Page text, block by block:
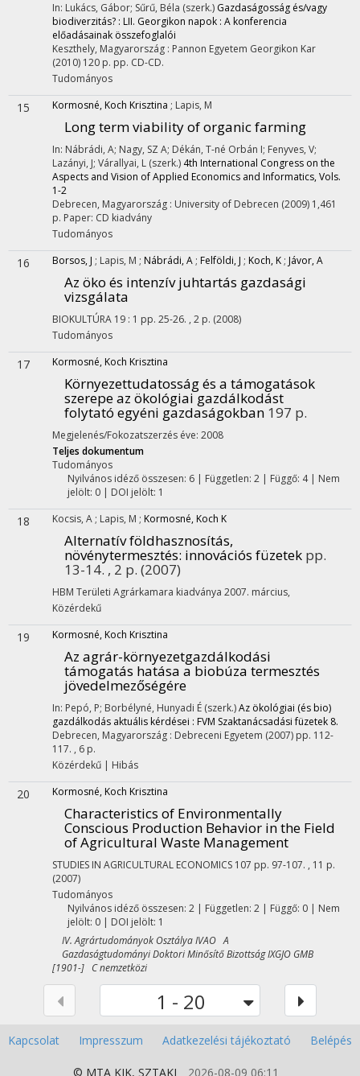
In: Lukács, Gábor; Sűrű, Béla (szerk.) Gazdaságosság és/vagy
biodiverzitás? : LII. Georgikon napok : A konferencia
előadásainak összefoglalói
Keszthely, Magyarország : Pannon Egyetem Georgikon Kar
(2010) 120 p. pp. CD-CD.
Tudományos
15 Kormosné, Koch Krisztina ; Lapis, M
Long term viability of organic farming
In: Nábrádi, A; Nagy, SZ A; Dékán, T-né Orbán I; Fenyves, V;
Lazányi, J; Várallyai, L (szerk.) 4th International Congress on the
Aspects and Vision of Applied Economics and Informatics, Vols.
1-2
Debrecen, Magyarország : University of Debrecen (2009) 1,461
p. Paper: CD kiadvány
Tudományos
16 Borsos, J ; Lapis, M ; Nábrádi, A ; Felföldi, J ; Koch, K ; Jávor, A
Az öko és intenzív juhtartás gazdasági
vizsgálata
BIOKULTÚRA 19 : 1 pp. 25-26. , 2 p. (2008)
Tudományos
17 Kormosné, Koch Krisztina
Környezettudatosság és a támogatások
szerepe az ökológiai gazdálkodást
folytató egyéni gazdaságokban 197 p.
Megjelenés/Fokozatszerzés éve: 2008
Teljes dokumentum
Tudományos
Nyilvános idéző összesen: 6| Független: 2 | Függő: 4 | Nem
jelölt: 0 | DOI jelölt: 1
18 Kocsis, A ; Lapis, M ; Kormosné, Koch K
Alternatív földhasznosítás,
növénytermesztés: innovációs füzetek pp.
13-14. , 2 p. (2007)
HBM Területi Agrárkamara kiadványa 2007. március,
Közérdekű
19 Kormosné, Koch Krisztina
Az agrár-környezetgazdálkodási
támogatás hatása a biobúza termesztés
jövedelmezőségére
In: Pepó, P; Borbélyné, Hunyadi É (szerk.)Az ökológiai (és bio)
gazdálkodás aktuális kérdései : FVM Szaktanácsadási füzetek 8.
Debrecen, Magyarország : Debreceni Egyetem (2007) pp. 112-
117. , 6 p.
Közérdekű | Hibás
20 Kormosné, Koch Krisztina
Characteristics of Environmentally
Conscious Production Behavior in the Field
of Agricultural Waste Management
STUDIES IN AGRICULTURAL ECONOMICS 107 pp. 97-107. , 11 p.
(2007)
Tudományos
Nyilvános idéző összesen: 2| Független: 2 | Függő: 0 | Nem
jelölt: 0 | DOI jelölt: 1
IV. Agrártudományok Osztálya IVAO A
Gazdaságtudományi Doktori Minősítő Bizottság IXGJO GMB
[1901-] C nemzetközi
1 - 20
Kapcsolat Impresszum Adatkezelési tájékoztató Belépés
© MTA KIK, SZTAKI 2026-08-09 06:11